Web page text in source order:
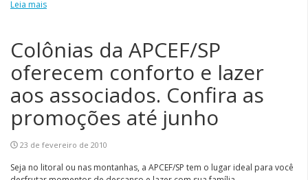
Leia mais
Colônias da APCEF/SP
oferecem conforto e lazer
aos associados. Confira as
promoções até junho
23 de fevereiro de 2010
Seja no litoral ou nas montanhas, a APCEF/SP tem o lugar ideal para você